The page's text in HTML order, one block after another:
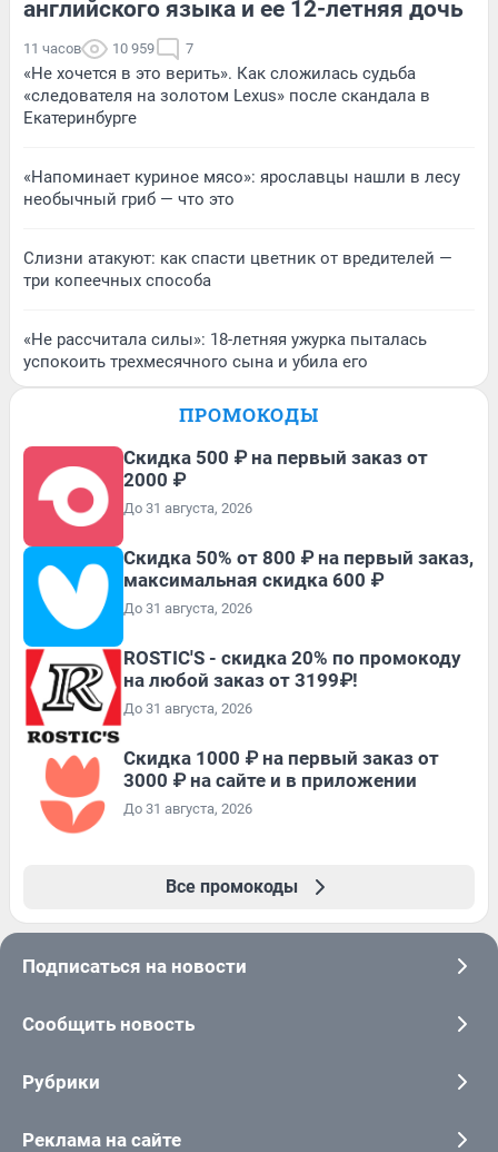
английского языка и ее 12-летняя дочь
11 часов 10 959 7
«Не хочется в это верить». Как сложилась судьба
«следователя на золотом Lexus» после скандала в
Екатеринбурге
«Напоминает куриное мясо»: ярославцы нашли в лесу
необычный гриб — что это
Слизни атакуют: как спасти цветник от вредителей —
три копеечных способа
«Не рассчитала силы»: 18-летняя ужурка пыталась
успокоить трехмесячного сына и убила его
ПРОМОКОДЫ
Скидка 500 ₽ на первый заказ от
2000 ₽
До 31 августа, 2026
Скидка 50% от 800 ₽ на первый заказ,
максимальная скидка 600 ₽
До 31 августа, 2026
ROSTIC'S - скидка 20% по промокоду
на любой заказ от 3199₽!
До 31 августа, 2026
Скидка 1000 ₽ на первый заказ от
3000 ₽ на сайте и в приложении
До 31 августа, 2026
Все промокоды
Подписаться на новости
Сообщить новость
Рубрики
Реклама на сайте